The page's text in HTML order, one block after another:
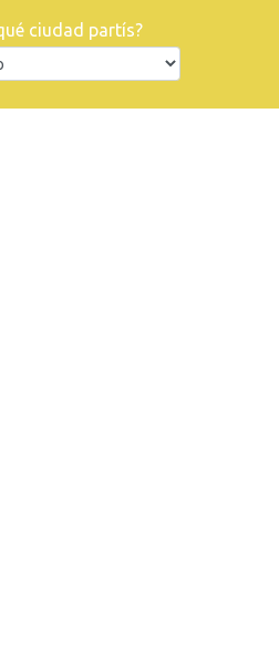
ciudad partís?